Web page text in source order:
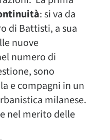
: si va da
di Battisti, a sua
nuove
numero di
sono
e compagni in un
milanese.
nel merito delle